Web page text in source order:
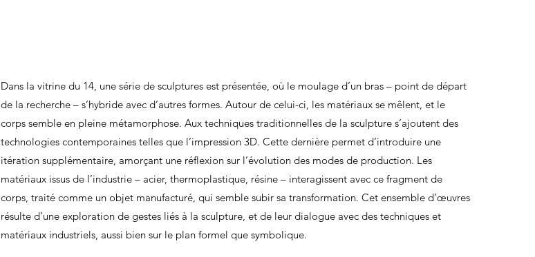
Dans la vitrine du 14, une série de sculptures est présentée, où le moulage d’un bras – point de départ
de la recherche – s’hybride avec d’autres formes. Autour de celui-ci, les matériaux se mêlent, et le
corps semble en pleine métamorphose. Aux techniques traditionnelles de la sculpture s’ajoutent des
technologies contemporaines telles que l’impression 3D. Cette dernière permet d’introduire une
itération supplémentaire, amorçant une réflexion sur l’évolution des modes de production. Les
matériaux issus de l’industrie – acier, thermoplastique, résine – interagissent avec ce fragment de
corps, traité comme un objet manufacturé, qui semble subir sa transformation. Cet ensemble d’œuvres
résulte d’une exploration de gestes liés à la sculpture, et de leur dialogue avec des techniques et
matériaux industriels, aussi bien sur le plan formel que symbolique.